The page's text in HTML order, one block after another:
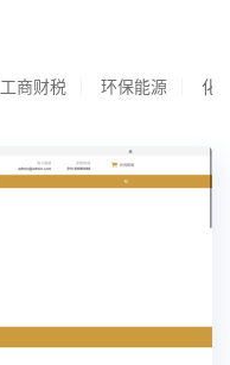
工商财税 环保能源 化